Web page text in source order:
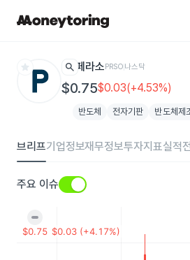
star search 페라소PRSO나스닥
$0.75$0.03(+4.53%)
반도체 전자기판 반도체제
브리프기업정보재무정보투자지표실적
주요 이슈